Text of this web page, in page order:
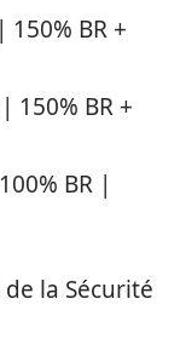
BR +
150% BR +
BR |
la Sécurité